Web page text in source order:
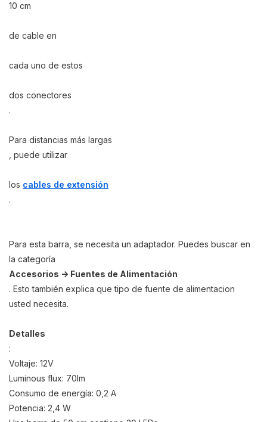
10 cm
de cable en
cada uno de estos
dos conectores
.
Para distancias más largas
, puede utilizar
los cables de extensión
.
Para esta barra, se necesita un adaptador. Puedes buscar en
la categoría
Accesorios -> Fuentes de Alimentación
. Esto también explica que tipo de fuente de alimentacion
usted necesita.
Detalles
:
Voltaje: 12V
Luminous flux: 70lm
Consumo de energía: 0,2 A
Potencia: 2,4 W